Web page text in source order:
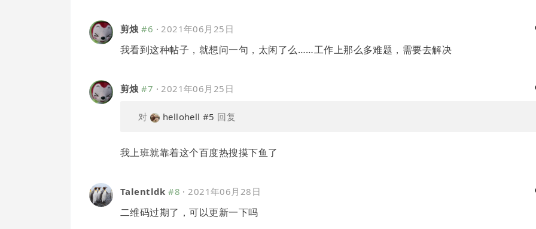
剪烛 #6 · 2021年06月25日
我看到这种帖子，就想问一句，太闲了么……工作上那么多难题，需要去解决
剪烛 #7 · 2021年06月25日
对 hellohell #5 回复
我上班就靠着这个百度热搜摸下鱼了
Talentldk #8 · 2021年06月28日
二维码过期了，可以更新一下吗